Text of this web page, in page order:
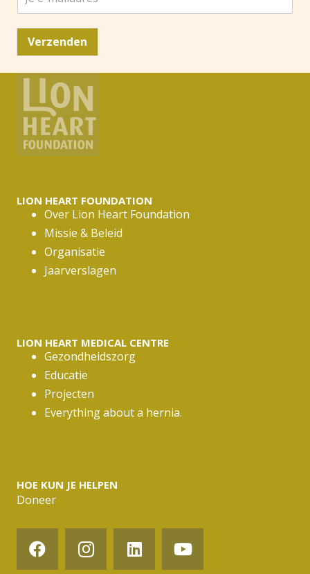
e
-
a
i
s
Verzenden
LION HEART FOUNDATION
Over Lion Heart Foundation
Missie & Beleid
Organisatie
Jaarverslagen
LION HEART MEDICAL CENTRE
Gezondheidszorg
Educatie
Projecten
Everything about a hernia.
HOE KUN JE HELPEN
Doneer